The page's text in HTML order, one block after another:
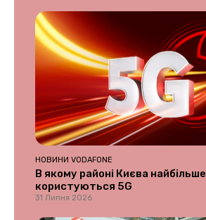
НОВИНИ VODAFONE
В якому районі Києва найбільше
користуються 5G
31 Липня 2026